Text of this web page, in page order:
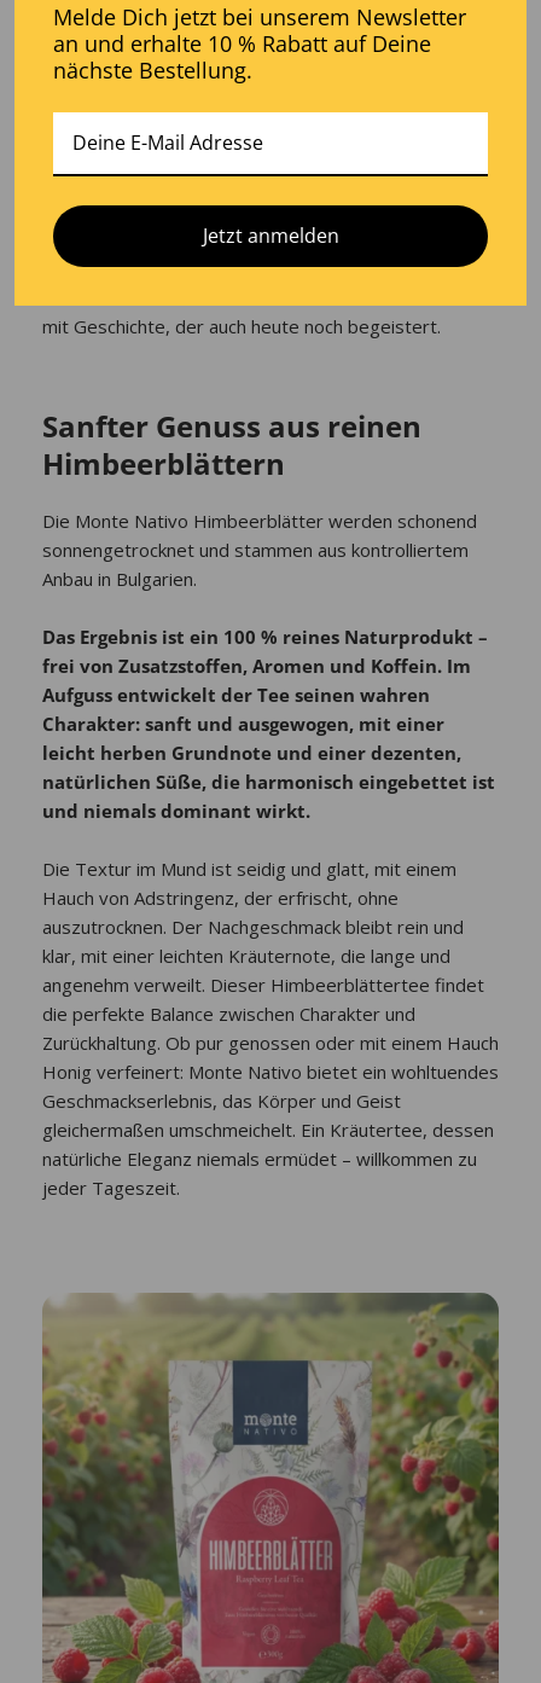
Beim Öffnen der Verpackung entfaltet sich ein mild-
erdiger Duft, durchzogen von subtilen, fruchtigen
strahlt Natürlichkeit und Reinheit aus: beruhigend und
einladend zugleich.
Seit Generationen begleitet dieses Kraut Frauen durch
natürliche Zyklen und ist bis heute ein geschätzter
mit Geschichte, der auch heute noch begeistert.
Sanfter Genuss aus reinen
Himbeerblättern
Die Monte Nativo Himbeerblätter werden schonend
sonnengetrocknet und stammen aus kontrolliertem
Anbau in Bulgarien.
Das Ergebnis ist ein 100 % reines Naturprodukt –
frei von Zusatzstoffen, Aromen und Koffein. Im
Aufguss entwickelt der Tee seinen wahren
Charakter: sanft und ausgewogen, mit einer
leicht herben Grundnote und einer dezenten,
natürlichen Süße, die harmonisch eingebettet ist
und niemals dominant wirkt.
Die Textur im Mund ist seidig und glatt, mit einem
Hauch von Adstringenz, der erfrischt, ohne
auszutrocknen. Der Nachgeschmack bleibt rein und
klar, mit einer leichten Kräuternote, die lange und
angenehm verweilt. Dieser Himbeerblättertee findet
die perfekte Balance zwischen Charakter und
Zurückhaltung. Ob pur genossen oder mit einem Hauch
Honig verfeinert: Monte Nativo bietet ein wohltuendes
Geschmackserlebnis, das Körper und Geist
gleichermaßen umschmeichelt. Ein Kräutertee, dessen
natürliche Eleganz niemals ermüdet – willkommen zu
jeder Tageszeit.
Melde Dich jetzt bei unserem Newsletter
an und erhalte 10 % Rabatt auf Deine
nächste Bestellung.
Jetzt anmelden